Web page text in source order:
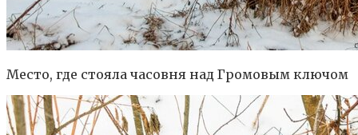
Место, где стояла часовня над Громовым ключом